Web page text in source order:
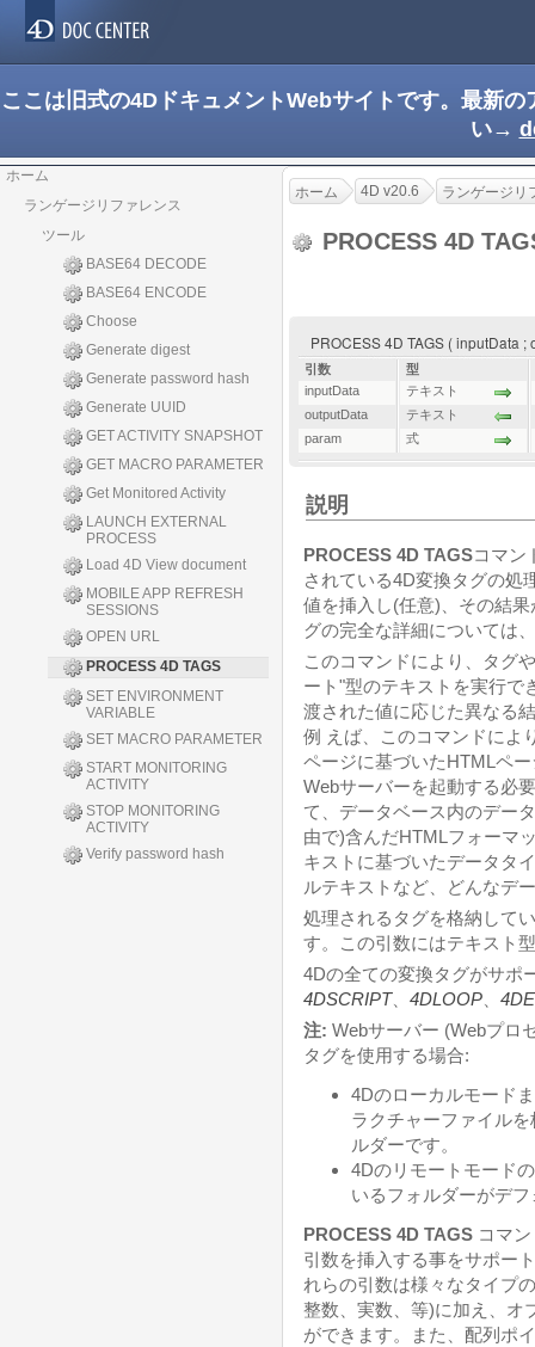
ここは旧式の4DドキュメントWebサイトです。最新
い→
ホーム
ランゲージリファレンス
ツール
BASE64 DECODE
BASE64 ENCODE
Choose
Generate digest
Generate password hash
Generate UUID
GET ACTIVITY SNAPSHOT
GET MACRO PARAMETER
Get Monitored Activity
LAUNCH EXTERNAL
PROCESS
Load 4D View document
MOBILE APP REFRESH
SESSIONS
OPEN URL
PROCESS 4D TAGS
SET ENVIRONMENT
VARIABLE
SET MACRO PARAMETER
START MONITORING
ACTIVITY
STOP MONITORING
ACTIVITY
Verify password hash
ホーム 4D v20.6 ランゲージリ
PROCESS 4D
PROCESS 4D TAGS ( inputData
引数
型
inputData
テキスト
outputData
テキスト
param
式
説明
PROCESS 4D TAGSコマン
されている4D変換タグの処
値を挿入し(任意)、その結果
グの完全な詳細については、
このコマンドにより、タグ
ート"型のテキストを実行で
渡された値に応じた異なる
例 えば、このコマンドによ
ページに基づいたHTMLペ
Webサーバーを起動する必
て、データベース内のデー
由で)含んだHTMLフォーマ
キストに基づいたデータタ
ルテキストなど、どんなデ
処理されるタグを格納して
す。この引数にはテキスト
4Dの全ての変換タグがサポ
4DSCRIPT、 4DLOOP、
注: Webサーバー (Webプロ
タグを使用する場合:
4Dのローカルモード
ラクチャーファイル
ルダーです。
4Dのリモートモード
いるフォルダーがデ
PROCESS 4D TAGS コマ
引数を挿入する事をサポー
れらの引数は様々なタイプ
整数、実数、等)に加え、オ
ができます。また、配列ポ